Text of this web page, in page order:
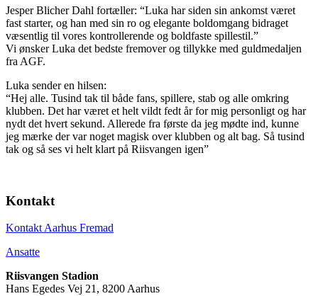
Jesper Blicher Dahl fortæller: “Luka har siden sin ankomst været
fast starter, og han med sin ro og elegante boldomgang bidraget
væsentlig til vores kontrollerende og boldfaste spillestil.”
Vi ønsker Luka det bedste fremover og tillykke med guldmedaljen
fra AGF.
Luka sender en hilsen:
“Hej alle. Tusind tak til både fans, spillere, stab og alle omkring
klubben. Det har været et helt vildt fedt år for mig personligt og har
nydt det hvert sekund. Allerede fra første da jeg mødte ind, kunne
jeg mærke der var noget magisk over klubben og alt bag. Så tusind
tak og så ses vi helt klart på Riisvangen igen”
Kontakt
Kontakt Aarhus Fremad
Ansatte
Riisvangen Stadion
Hans Egedes Vej 21, 8200 Aarhus